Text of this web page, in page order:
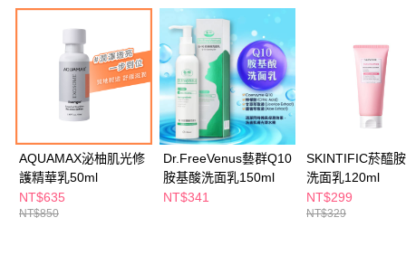
購買商品的店家。未經商家同意取消之訂單仍視為有效，需透過AFTEE先享
後付繳納相關費用。
※ 交易是否成功請以「AFTEE先享後付 」之結帳頁面顯示為準，若有關於
是否繳費成功／繳費後需取消欲退款等相關疑問，請聯繫「AFTEE先享後付
客戶支援中心」https://netprotections.freshdesk.com/support/home
【注意事項】
１．透過由恩沛科技股份有限公司提供之「AFTEE先享後付」服務完成之交
易，需依本服務之必要範圍內提供個人資料，並將交易相關給付款項請求債
權轉讓予恩沛科技股份有限公司。
２．關於個人資料處理事宜，請瀏覽以下網址：
https://aftee.tw/terms/#terms3
３．未成年的使用者請事先徵得法定代理人或監護人之同意方可使用
每筆NT$65，滿NT$490(含以上)免運費
付款後萊爾富取貨
每筆NT$65，滿NT$490(含以上)免運費
7-11取貨付款
每筆NT$65，滿NT$490(含以上)免運費
付款後7-11取貨
每筆NT$65，滿NT$490(含以上)免運費
AQUAMAX泌柚肌光修
護精華乳50ml
NT$635
NT$850
Dr.FreeVenus藝群Q10
胺基酸洗面乳150ml
NT$341
SKINTIFIC菸醯
洗面乳120ml
NT$299
NT$329